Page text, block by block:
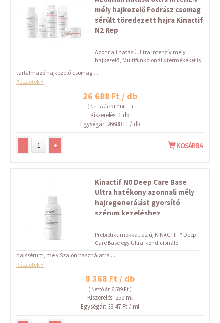
mély hajkezelő Fodrász csomag
sérült töredezett hajra Kinactif
N2 Rep
Azonnali hatású Ultra Intenzív mély
hajkezelő, Multifunkcionális termékeket is
tartalmazó hajkezelő csomag....
Részletek »
26 688 Ft / db
( Nettó ár: 21 014 Ft )
Kiszerelés: 1 db
Egységár: 26688 Ft / db
- + KOSÁRBA
Kinactif N0 Deep Care Base
Ultra hatékony azonnali mély
hajregenerálást gyorsító
szérum kezeléshez
Prebiotikumokkal, az új KINACTIF™ Deep
Care Base egy Ultra-kondicionáló
hajszérum, mely Szalon használatra,...
Részletek »
8 368 Ft / db
( Nettó ár: 6 589 Ft )
Kiszerelés: 250 ml
Egységár: 33.47 Ft / ml